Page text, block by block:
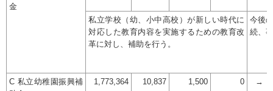
金
私立学校（幼、小中高校）が新しい時代に
対応した教育内容を実施するための教育改
革に対し、補助を行う。
今後
続、
C 私立幼稚園振興補
1,773,364 10,837 1,500 0 →